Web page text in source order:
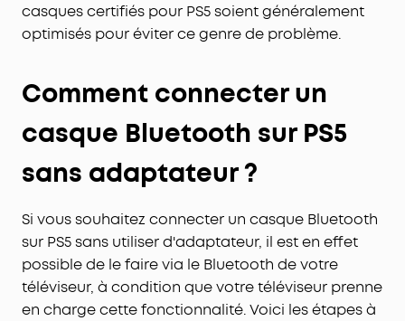
casques certifiés pour PS5 soient généralement
optimisés pour éviter ce genre de problème.
Comment connecter un
casque Bluetooth sur PS5
sans adaptateur ?
Si vous souhaitez connecter un casque Bluetooth
sur PS5 sans utiliser d'adaptateur, il est en effet
possible de le faire via le Bluetooth de votre
téléviseur, à condition que votre téléviseur prenne
en charge cette fonctionnalité. Voici les étapes à